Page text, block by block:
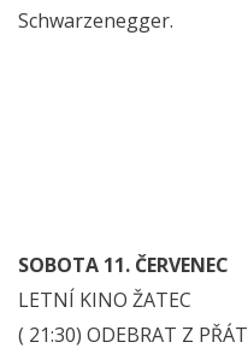
Schwarzenegger.
SOBOTA 11. ČERVENEC
LETNÍ KINO ŽATEC
( 21:30) ODEBRAT Z